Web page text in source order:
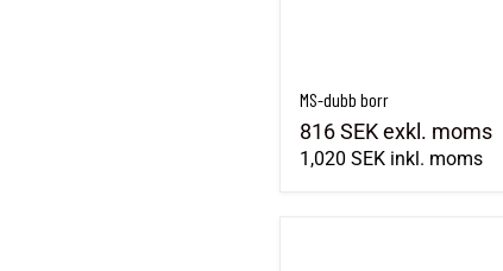
MS-dubb borr
816 SEKexkl. moms
1,020 SEK inkl. moms